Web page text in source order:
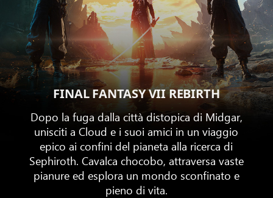
FINAL FANTASY VII REBIRTH
Dopo la fuga dalla città distopica di Midgar,
unisciti a Cloud e i suoi amici in un viaggio
epico ai confini del pianeta alla ricerca di
Sephiroth. Cavalca chocobo, attraversa vaste
pianure ed esplora un mondo sconfinato e
pieno di vita.